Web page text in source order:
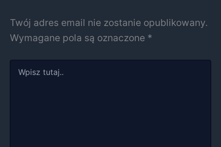
Twój adres email nie zostanie opublikowany.
Wymagane pola są oznaczone *
tutaj..